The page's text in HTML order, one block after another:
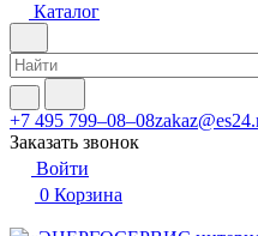
Каталог
+7 495 799–08–08
Заказать звонок
Войти
0 Корзина